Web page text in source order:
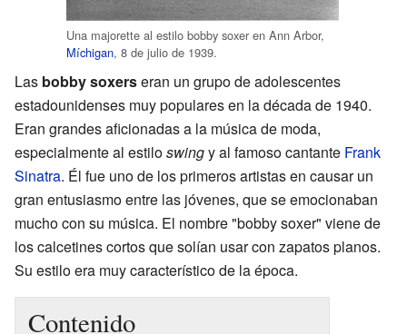
Una majorette al estilo bobby soxer en Ann Arbor,
Míchigan, 8 de julio de 1939.
Las bobby soxerseran un grupo de adolescentes
estadounidenses muy populares en la década de 1940.
Eran grandes aficionadas a la música de moda,
especialmente al estiloswingy al famoso cantante Frank
Sinatra. Él fue uno de los primeros artistas en causar un
gran entusiasmo entre las jóvenes, que se emocionaban
mucho con su música. El nombre "bobby soxer" viene de
los calcetines cortos que solían usar con zapatos planos.
Su estilo era muy característico de la época.
Contenido